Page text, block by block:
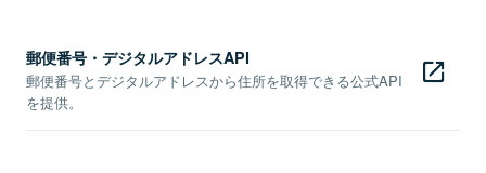
郵便番号・デジタルアドレスAPI
郵便番号とデジタルアドレスから住所を取得できる公式API
を提供。